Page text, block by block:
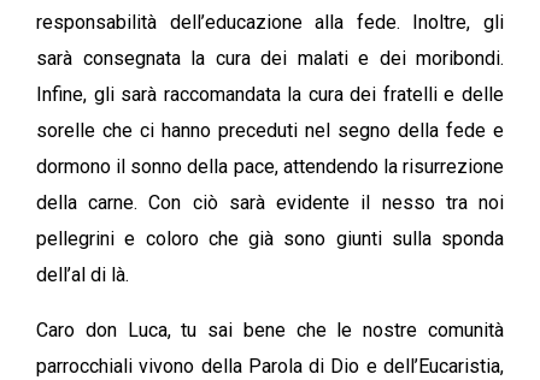
responsabilità dell’educazione alla fede. Inoltre, gli
sarà consegnata la cura dei malati e dei moribondi.
Infine, gli sarà raccomandata la cura dei fratelli e delle
sorelle che ci hanno preceduti nel segno della fede e
dormono il sonno della pace, attendendo la risurrezione
della carne. Con ciò sarà evidente il nesso tra noi
pellegrini e coloro che già sono giunti sulla sponda
dell’al di là.
Caro don Luca, tu sai bene che le nostre comunità
parrocchiali vivono della Parola di Dio e dell’Eucaristia,